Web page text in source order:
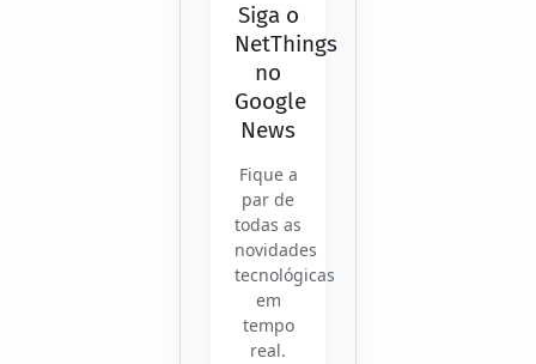
Siga o
NetThings
no
Google
News
Fique a
par de
todas as
novidades
tecnológicas
em
tempo
real.